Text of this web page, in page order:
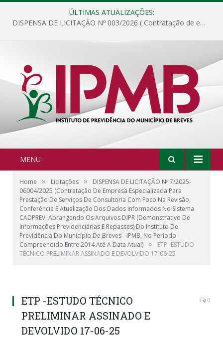
ÚLTIMAS ATUALIZAÇÕES:
DISPENSA DE LICITAÇÃO Nº 003/2026 ( Contratação de empresa para fornecimento de gêneros alimentícios não perecíveis, materiais de expediente, descartáveis, copa e cozinha, para análise e posterior publicação.)
MENU
Home » Licitações »
DISPENSA DE LICITAÇÃO Nº 7/2025-
06004/2025 (Contratação De Empresa Especializada Para
Prestação De Serviços De Consultoria Com Foco Na Revisão,
Conferência E Atualização Dos Dados Informados No Sistema
CADPREV, Abrangendo Os Arquivos DIPR (Demonstrativo De
Informações Previdenciárias E Repasses) Do Instituto De
Previdência Do Município De Breves - IPMB, No Período
Compreendido Entre 2014 Até A Data Atual) »
ETP -ESTUDO
TÉCNICO PRELIMINAR ASSINADO E DEVOLVIDO 17-06-25
ETP -ESTUDO TÉCNICO
PRELIMINAR ASSINADO E
DEVOLVIDO 17-06-25
0